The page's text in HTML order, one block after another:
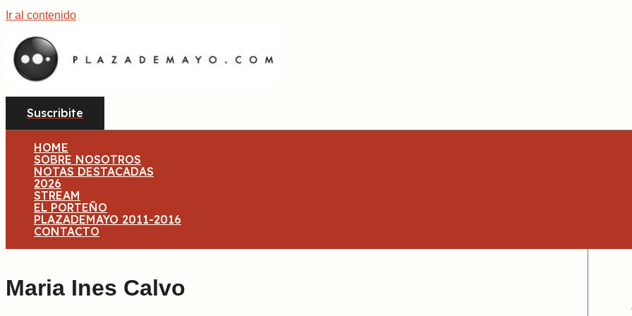
Ir al contenido
Suscribite
HOME
SOBRE NOSOTROS
NOTAS DESTACADAS
2026
STREAM
EL PORTEÑO
PLAZADEMAYO 2011-2016
CONTACTO
Maria Ines Calvo